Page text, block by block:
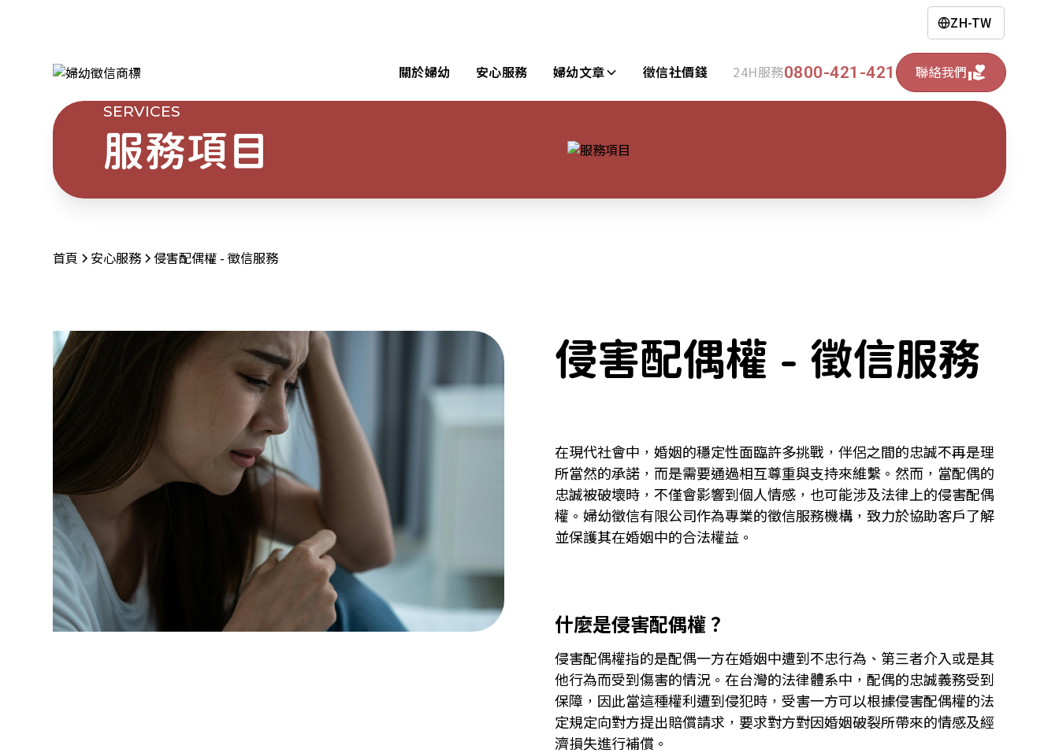
ZH-TW
關於婦幼 安心服務 婦幼文章 徵信社價錢 24H服務0800-421-421 聯絡我們
SERVICES
服務項目
首頁 安心服務 侵害配偶權 - 徵信服務
侵害配偶權 - 徵信服務
在現代社會中，婚姻的穩定性面臨許多挑戰，伴侶之間的忠誠不再是理
所當然的承諾，而是需要通過相互尊重與支持來維繫。然而，當配偶的
忠誠被破壞時，不僅會影響到個人情感，也可能涉及法律上的侵害配偶
權。婦幼徵信有限公司作為專業的徵信服務機構，致力於協助客戶了解
並保護其在婚姻中的合法權益。
什麼是侵害配偶權？
侵害配偶權指的是配偶一方在婚姻中遭到不忠行為、第三者介入或是其
他行為而受到傷害的情況。在台灣的法律體系中，配偶的忠誠義務受到
保障，因此當這種權利遭到侵犯時，受害一方可以根據侵害配偶權的法
定規定向對方提出賠償請求，要求對方對因婚姻破裂所帶來的情感及經
濟損失進行補償。